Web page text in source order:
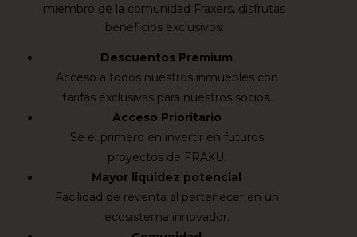
miembro de la comunidad Fraxers, disfrutas
beneficios exclusivos:
Descuentos Premium
Acceso a todos nuestros inmuebles con
tarifas exclusivas para nuestros socios.
Acceso Prioritario
Se el primero en invertir en futuros
proyectos de FRAXU.
Mayor liquidez potencial
Facilidad de reventa al pertenecer en un
ecosistema innovador.